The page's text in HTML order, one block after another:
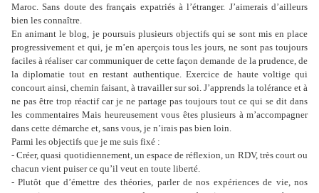
Maroc. Sans doute des français expatriés à l’étranger. J’aimerais d’ailleurs
bien les connaître.
En animant le blog, je poursuis plusieurs objectifs qui se sont mis en place
progressivement et qui, je m’en aperçois tous les jours, ne sont pas toujours
faciles à réaliser car communiquer de cette façon demande de la prudence, de
la diplomatie tout en restant authentique. Exercice de haute voltige qui
concourt ainsi, chemin faisant, à travailler sur soi. J’apprends la tolérance et à
ne pas être trop réactif car je ne partage pas toujours tout ce qui se dit dans
les commentaires Mais heureusement vous êtes plusieurs à m’accompagner
dans cette démarche et, sans vous, je n’irais pas bien loin.
Parmi les objectifs que je me suis fixé :
- Créer, quasi quotidiennement, un espace de réflexion, un RDV, très court ou
chacun vient puiser ce qu’il veut en toute liberté.
- Plutôt que d’émettre des théories, parler de nos expériences de vie, nos